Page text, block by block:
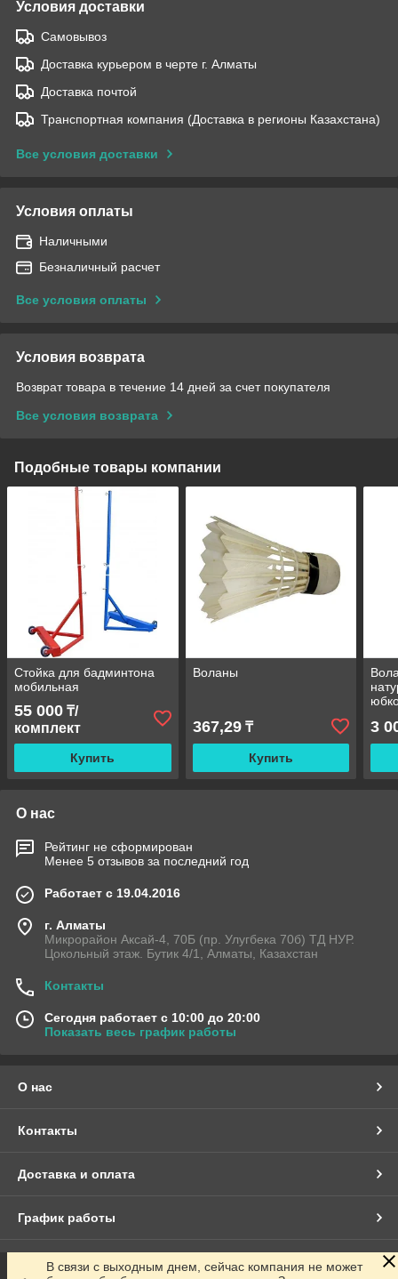
Условия доставки
Самовывоз
Доставка курьером в черте г. Алматы
Доставка почтой
Транспортная компания (Доставка в регионы Казахстана)
Все условия доставки
Условия оплаты
Наличными
Безналичный расчет
Все условия оплаты
Условия возврата
Возврат товара в течение 14 дней за счет покупателя
Все условия возврата
Подобные товары компании
Стойка для бадминтона
мобильная
55 000 ₸/
комплект
Купить
Воланы
367,29₸
Купить
3
О нас
Рейтинг не сформирован
Менее 5 отзывов за последний год
Работает с 19.04.2016
г. Алматы
Микрорайон Аксай-4, 70Б (пр. Улугбека 70б) ТД НУР.
Цокольный этаж. Бутик 4/1, Алматы, Казахстан
Контакты
Сегодня работает с 10:00 до 20:00
Показать весь график работы
О нас
Контакты
Доставка и оплата
График работы
Полная версия сайта
В связи с выходным днем, сейчас компания не может